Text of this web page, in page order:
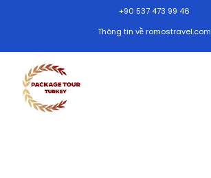
+90 537 473 99 46
Thông tin về romostravel.com